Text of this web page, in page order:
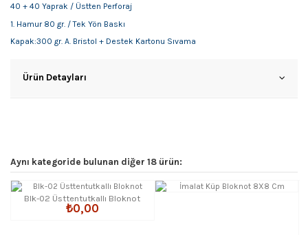
40 + 40 Yaprak / Üstten Perforaj
1. Hamur 80 gr. / Tek Yön Baskı
Kapak:300 gr. A. Bristol + Destek Kartonu Sıvama
Ürün Detayları
Aynı kategoride bulunan diğer 18 ürün:
Blk-02 Üsttentutkallı Bloknot
₺0,00